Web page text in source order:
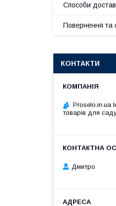
Способи
Повернення та
КОНТАКТИ
Proselo.in.ua
товарів для
Дмитро